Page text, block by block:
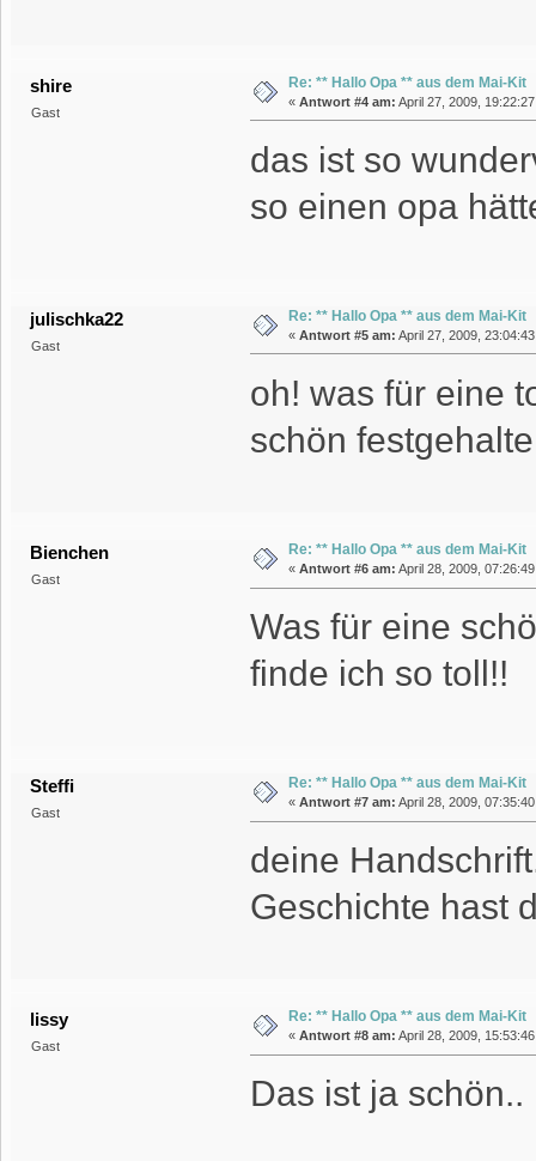
shire
Gast
Re: ** Hallo Opa ** aus dem Mai-Kit
« Antwort #4 am: April 27, 2009,
das ist so
so einen opa
julischka22
Gast
Re: ** Hallo Opa ** aus dem Mai-Kit
« Antwort #5 am: April 27, 2009,
oh! was für eine
schön
Bienchen
Gast
Re: ** Hallo Opa ** aus dem Mai-Kit
« Antwort #6 am: April 28, 2009,
Was für eine
finde ich so toll!!
Steffi
Gast
Re: ** Hallo Opa ** aus dem Mai-Kit
« Antwort #7 am: April 28, 2009,
deine
Geschichte hast
lissy
Gast
Re: ** Hallo Opa ** aus dem Mai-Kit
« Antwort #8 am: April 28, 2009,
Das ist ja